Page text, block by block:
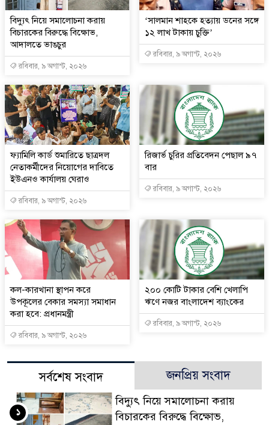
বিদ্যুৎ নিয়ে সমালোচনা করায়
বিচারকের বিরুদ্ধে বিক্ষোভ,
আদালতে ভাঙচুর
রবিবার, ৯ অগাস্ট, ২০২৬
‘সালমান শাহকে হত্যায় ডনের সঙ্গে
১২ লাখ টাকায় চুক্তি’
রবিবার, ৯ অগাস্ট, ২০২৬
ফ্যামিলি কার্ড শুমারিতে ছাত্রদল
নেতাকর্মীদের নিয়োগের দাবিতে
ইউএনও কার্যালয় ঘেরাও
রবিবার, ৯ অগাস্ট, ২০২৬
রিজার্ভ চুরির প্রতিবেদন পেছাল ৯৭
বার
রবিবার, ৯ অগাস্ট, ২০২৬
কল-কারখানা স্থাপন করে
উপকূলের বেকার সমস্যা সমাধান
করা হবে: প্রধানমন্ত্রী
রবিবার, ৯ অগাস্ট, ২০২৬
২০০ কোটি টাকার বেশি খেলাপি
ঋণে নজর বাংলাদেশ ব্যাংকের
রবিবার, ৯ অগাস্ট, ২০২৬
সর্বশেষ সংবাদ জনপ্রিয় সংবাদ
বিদ্যুৎ নিয়ে সমালোচনা করায়
বিচারকের বিরুদ্ধে বিক্ষোভ,
১